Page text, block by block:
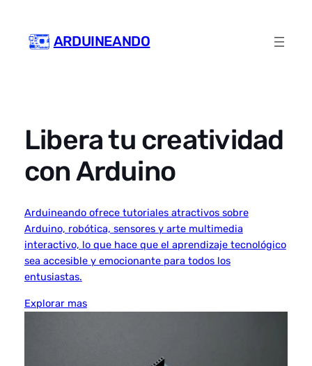
content
ARDUINEANDO
Libera tu creatividad
con Arduino
Arduineando ofrece tutoriales atractivos sobre
Arduino, robótica, sensores y arte multimedia
interactivo, lo que hace que el aprendizaje tecnológico
sea accesible y emocionante para todos los
entusiastas.
Explorar mas